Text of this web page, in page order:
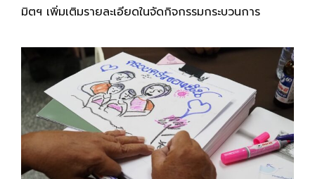
มิตฯ เพิ่มเติมรายละเอียดในจัดกิจกรรมกระบวนการ